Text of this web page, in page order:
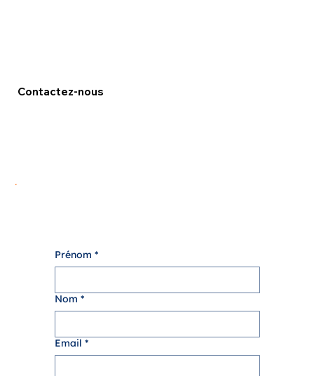
Contactez-nous
Prénom *
Nom *
Email *